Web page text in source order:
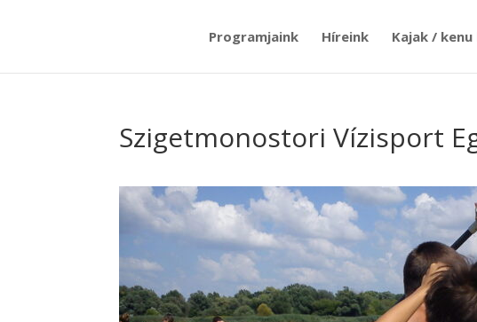
Programjaink Híreink Kajak /
Szigetmonostori Vízisport